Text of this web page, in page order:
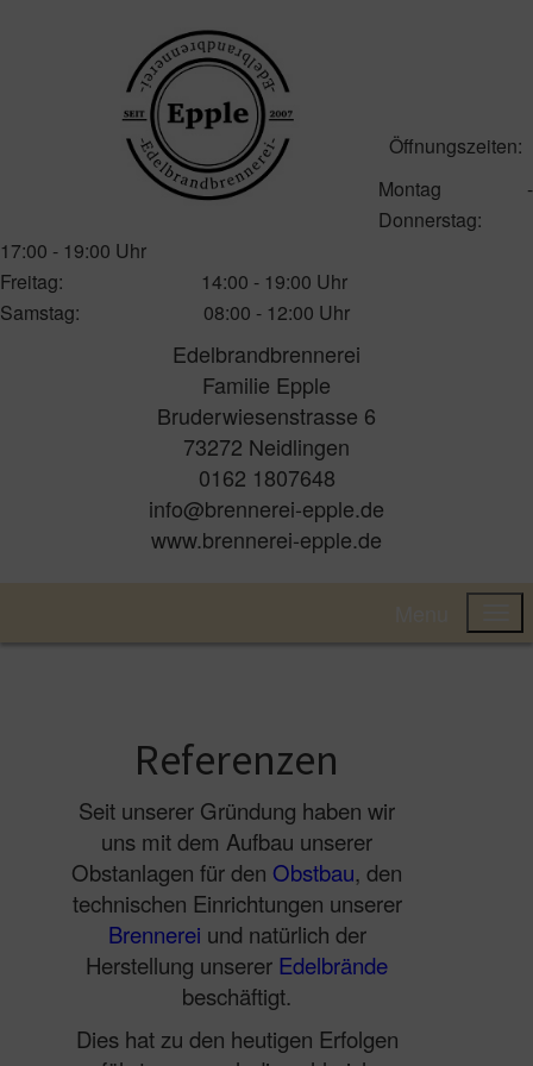
Öffnungszeiten:
Montag -
Donnerstag:
17:00 - 19:00 Uhr
Freitag: 14:00 - 19:00 Uhr
Samstag: 08:00 - 12:00 Uhr
Edelbrandbrennerei
Familie Epple
Bruderwiesenstrasse 6
73272 Neidlingen
0162 1807648
info@brennerei-epple.de
www.brennerei-epple.de
Referenzen
Seit unserer Gründung haben wir
uns mit dem Aufbau unserer
Obstanlagen für den Obstbau, den
technischen Einrichtungen unserer
Brennerei und natürlich der
Herstellung unserer Edelbrände
beschäftigt.
Dies hat zu den heutigen Erfolgen